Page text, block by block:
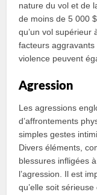
nature du vol et de
de moins de 5 000
qu’un vol supérieur
facteurs aggravants
violence peuvent
Agression
Les agressions
d’affrontements
simples gestes
Divers éléments,
blessures infligées
l’agression. Il est
qu’elle soit